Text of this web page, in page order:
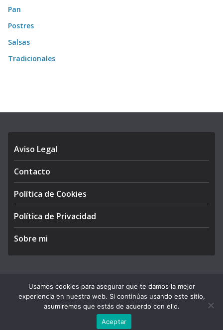
Pan
Postres
Salsas
Tradicionales
Aviso Legal
Contacto
Política de Cookies
Política de Privacidad
Sobre mi
Copyright © 2026APEGA Perú. All rights reserved.
Theme:ColorMag Proby ThemeGrill. Powered by
WordPress
Usamos cookies para asegurar que te damos la mejor
experiencia en nuestra web. Si continúas usando este sitio,
asumiremos que estás de acuerdo con ello.
Aceptar